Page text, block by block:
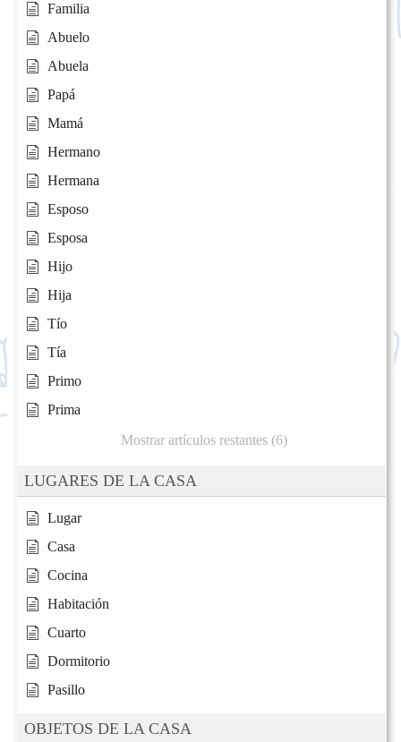
Familia
Abuelo
Abuela
Papá
Mamá
Hermano
Hermana
Esposo
Esposa
Hijo
Hija
Tío
Tía
Primo
Prima
Mostrar artículos restantes (6)
LUGARES DE LA CASA
Lugar
Casa
Cocina
Habitación
Cuarto
Dormitorio
Pasillo
OBJETOS DE LA CASA